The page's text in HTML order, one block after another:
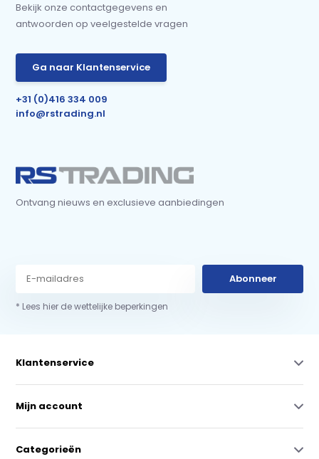
Bekijk onze contactgegevens en
antwoorden op veelgestelde vragen
Ga naar Klantenservice
+31 (0)416 334 009
info@rstrading.nl
Ontvang nieuws en exclusieve aanbiedingen
Abonneer
* Lees hier de wettelijke beperkingen
Klantenservice
Mijn account
Categorieën